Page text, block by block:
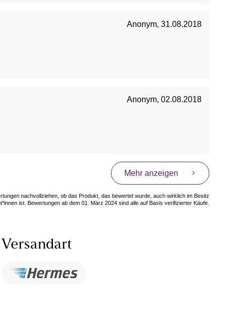
Anonym, 31.08.2018
Anonym, 02.08.2018
Mehr anzeigen
nachvollziehen, ob das Produkt, das bewertet wurde, auch wirklich im Besitz
ist. Bewertungen ab dem 01. März 2024 sind alle auf Basis verifizierter Käufe.
Versandart